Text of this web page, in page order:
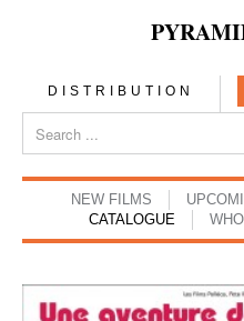
DISTRIBUTION
NEW FILMS
CATALOGUE